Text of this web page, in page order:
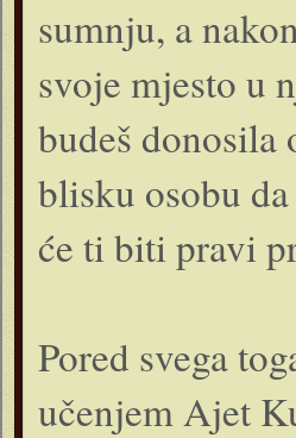
sumnju, a
svoje mjesto u
budeš donosila
blisku osobu
će ti biti pravi
Pored svega
učenjem Ajet